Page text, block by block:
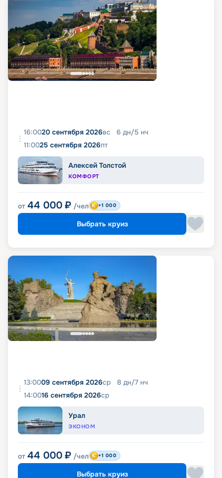
16:0020 сентября 2026вс 6 дн/5 нч
11:0025 сентября 2026пт
Алексей Толстой
КОМФОРТ
от 44 000 ₽ /чел +1 000
Выбрать круиз
13:0009 сентября 2026ср 8 дн/7 нч
14:0016 сентября 2026ср
Урал
ЭКОНОМ
от 44 000 ₽ /чел +1 000
Выбрать круиз